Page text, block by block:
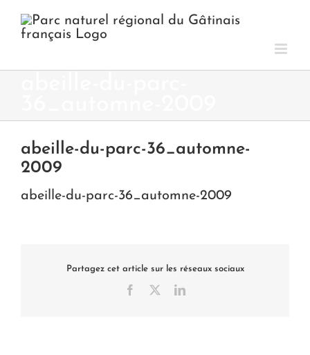
contenu
abeille-du-parc-36_automne-
2009
abeille-du-parc-36_automne-2009
Partagez cet article sur les réseaux sociaux
Facebook LinkedIn